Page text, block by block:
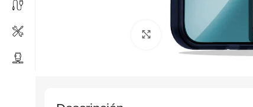
Click to enlarge